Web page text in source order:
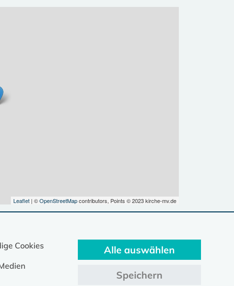
Leaflet| ©OpenStreetMapcontributors, Points © 2023 kirche-mv.de
Cookies Alle auswählen
Speichern